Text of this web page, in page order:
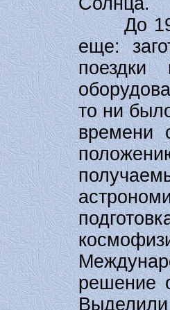
До 1957
еще:
то ни
времени
решение